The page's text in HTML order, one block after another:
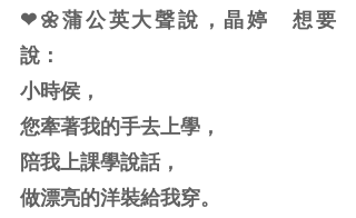
❤🌼蒲公英大聲說，晶婷　想要
說：
小時侯，
您牽著我的手去上學，
陪我上課學說話，
做漂亮的洋裝給我穿。